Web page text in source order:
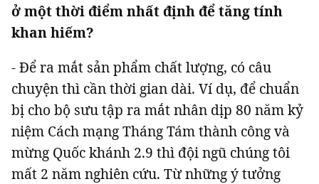
ở một thời điểm nhất định để tăng tính
khan hiếm?
- Để ra mắt sản phẩm chất lượng, có câu
chuyện thì cần thời gian dài. Ví dụ, để chuẩn
bị cho bộ sưu tập ra mắt nhân dịp 80 năm kỷ
niệm Cách mạng Tháng Tám thành công và
mừng Quốc khánh 2.9 thì đội ngũ chúng tôi
mất 2 năm nghiên cứu. Từ những ý tưởng